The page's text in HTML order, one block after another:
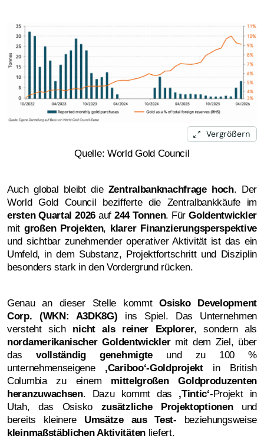
Vergrößern
Quelle: World Gold Council
Auch global bleibt die Zentralbanknachfrage hoch. Der
World Gold Council bezifferte die Zentralbankkäufe im
ersten Quartal 2026auf244 Tonnen. FürGoldentwickler
mitgroßen Projekten, klarer Finanzierungsperspektive
und sichtbar zunehmender operativer Aktivität ist das ein
Umfeld, in dem Substanz, Projektfortschritt und Disziplin
besonders stark in den Vordergrund rücken.
Genau an dieser Stelle kommtOsisko Development
Corp. (WKN: A3DK8G) ins Spiel. Das Unternehmen
versteht sich nicht als reiner Explorer, sondern als
nordamerikanischer Goldentwicklermit dem Ziel, über
dasvollständig genehmigte und zu 100 %
unternehmenseigene ‚Cariboo‘-Goldprojektin British
Columbia zu einem mittelgroßen Goldproduzenten
heranzuwachsen. Dazu kommt das ‚Tintic‘-Projekt in
Utah, das Osisko zusätzliche Projektoptionenund
bereits kleinere Umsätze aus Test- beziehungsweise
kleinmaßstäblichen Aktivitäten liefert.